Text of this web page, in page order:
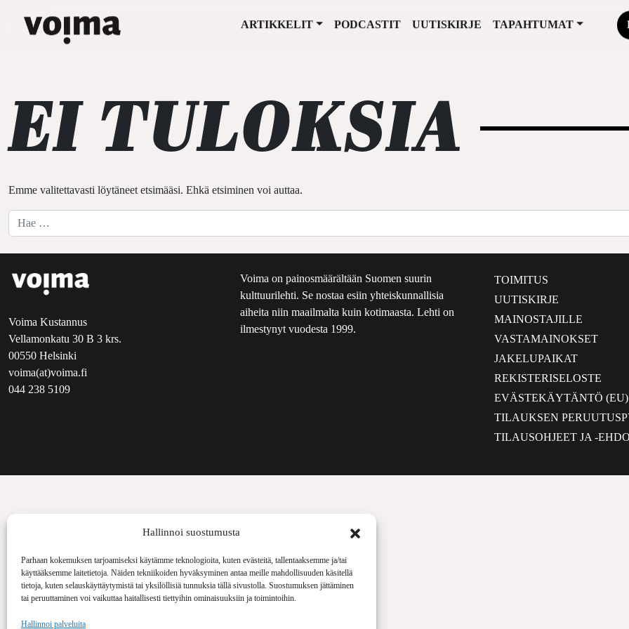
Hallinnoi suostumusta
Parhaan kokemuksen tarjoamiseksi käytämme teknologioita, kuten evästeitä, tallentaaksemme ja/tai
käyttääksemme laitetietoja. Näiden tekniikoiden hyväksyminen antaa meille mahdollisuuden käsitellä
tietoja, kuten selauskäyttäytymistä tai yksilöllisiä tunnuksia tällä sivustolla. Suostumuksen jättäminen
tai peruuttaminen voi vaikuttaa haitallisesti tiettyihin ominaisuuksiin ja toimintoihin.
Hallinnoi palveluita
Päävalikko
ARTIKKELIT PODCASTIT UUTISKIRJE TAPAHTUMAT
EI TULOKSIA
Emme valitettavasti löytäneet etsimääsi. Ehkä etsiminen voi auttaa.
Hae:
Voima Kustannus
Vellamonkatu 30 B 3 krs.
00550 Helsinki
voima(at)voima.fi
044 238 5109
Voima on painosmäärältään Suomen suurin
kulttuurilehti. Se nostaa esiin yhteiskunnallisia
aiheita niin maailmalta kuin kotimaasta. Lehti on
ilmestynyt vuodesta 1999.
TOIMITUS
UUTISKIRJE
MAINOSTAJILLE
VASTAMAINOKSET
JAKELUPAIKAT
REKISTERISELOSTE
EVÄSTEKÄYTÄNTÖ (EU)
TILAUKSEN
TILAUSOHJEET JA -